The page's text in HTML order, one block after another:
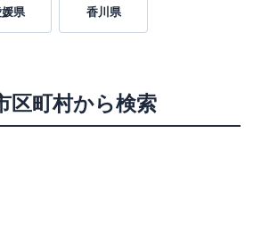
県 香川県
区町村から検索